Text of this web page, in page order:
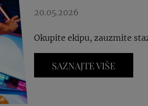
20.05.2026
Okupite ekipu, zauzmite
SAZNAJTE VIŠE